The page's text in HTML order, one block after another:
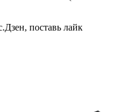
поставь лайк